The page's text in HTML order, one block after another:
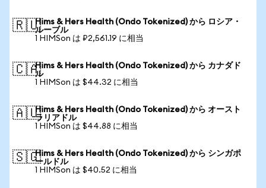
🇷🇺Hims & Hers Health (Ondo Tokenized) から ロシア・
ルーブル
1 HIMSon は ₽2,561.19 に相当
🇨🇦Hims & Hers Health (Ondo Tokenized) から カナダド
ル
1 HIMSon は $44.32 に相当
🇦🇺Hims & Hers Health (Ondo Tokenized) から オースト
ラリアドル
1 HIMSon は $44.88 に相当
🇸🇬Hims & Hers Health (Ondo Tokenized) から シンガポ
ールドル
1 HIMSon は $40.52 に相当